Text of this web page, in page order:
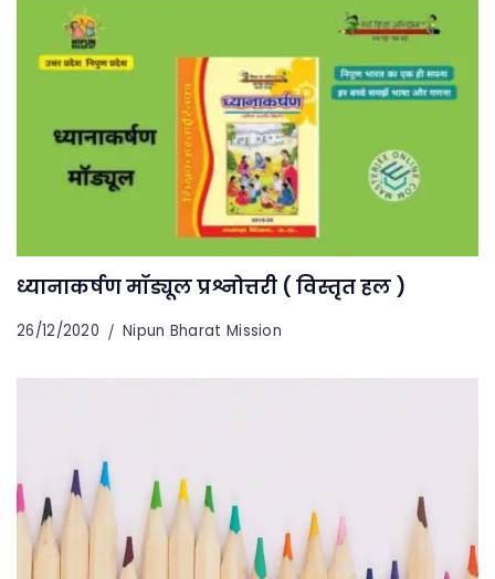
ध्यानाकर्षण मॉड्यूल प्रश्नोत्तरी ( विस्तृत हल )
26/12/2020 Nipun Bharat Mission